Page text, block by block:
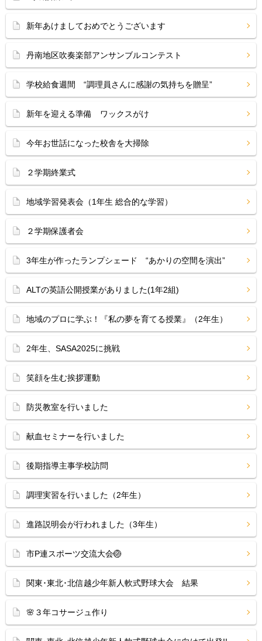
新年あけましておめでとうございます
丹南地区吹奏楽部アンサンブルコンテスト
学校給食週間 “調理員さんに感謝の気持ちを贈呈”
新年を迎える準備 ワックスがけ
今年お世話になった校舎を大掃除
２学期終業式
地域学習発表会（1年生 総合的な学習）
２学期保護者会
3年生が作ったランプシェード “あかりの空間を演出”
ALTの英語公開授業がありました(1年2組)
地域のプロに学ぶ！『私の夢を育てる授業』（2年生）
2年生、SASA2025に挑戦
笑顔を生む挨拶運動
防災教室を行いました
献血セミナーを行いました
後期指導主事学校訪問
調理実習を行いました（2年生）
進路説明会が行われました（3年生）
市P連スポーツ交流大会🏐
関東･東北･北信越少年新人軟式野球大会 結果
🌸３年コサージュ作り